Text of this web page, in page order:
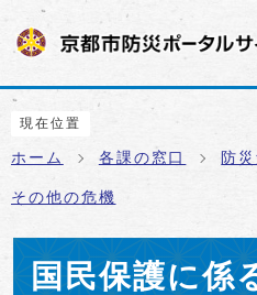
ページの先頭です
ここから本文です
現在位置
ホーム 各課の窓口 防
その他の危機
国民保護に係